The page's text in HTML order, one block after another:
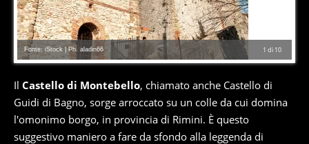
1 di 10
Fonte: iStock | Ph. aladin66
Il Castello di Montebello, chiamato anche Castello di
Guidi di Bagno, sorge arroccato su un colle da cui domina
l'omonimo borgo, in provincia di Rimini. È questo
suggestivo maniero a fare da sfondo alla leggenda di